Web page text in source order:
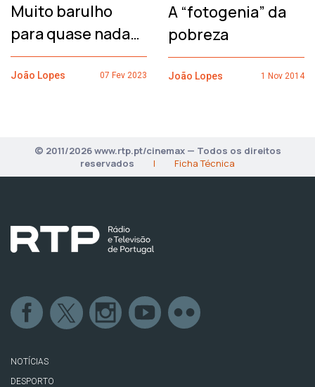
Muito barulho
para quase nada…
João Lopes 07 Fev 2023
A “fotogenia” da
pobreza
João Lopes 1 Nov 2014
© 2011/2026 www.rtp.pt/cinemax — Todos os direitos
reservados
| Ficha Técnica
NOTÍCIAS
DESPORTO